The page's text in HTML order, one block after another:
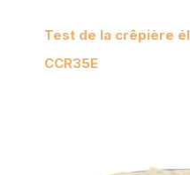
Test de la crêpière
CCR35E